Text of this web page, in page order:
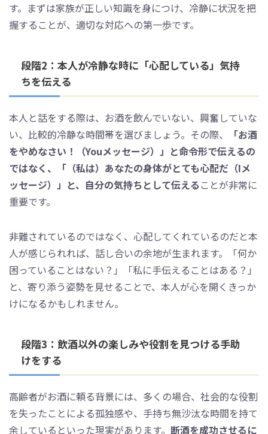
す。まずは家族が正しい知識を身につけ、冷静に状況を把
握することが、適切な対応への第一歩です。
段階2：本人が冷静な時に「心配している」気持
ちを伝える
本人と話をする際は、お酒を飲んでいない、興奮していな
い、比較的冷静な時間帯を選びましょう。その際、
「お酒
をやめなさい！（Youメッセージ）」と命令形で伝えるの
ではなく、「（私は）あなたの身体がとても心配だ（Iメ
ッセージ）」と、自分の気持ちとして伝える ことが非常に
重要です。
非難されているのではなく、心配してくれているのだと本
人が感じられれば、話し合いの余地が生まれます。「何か
困っていることはない？」「私に手伝えることはある？」
と、寄り添う姿勢を見せることで、本人が心を開くきっか
けになるかもしれません。
段階3：飲酒以外の楽しみや役割を見つける手助
けをする
高齢者がお酒に頼る背景には、多くの場合、社会的な役割
を失ったことによる孤独感や、手持ち無沙汰な時間を持て
余しているといった現実があります。 断酒を成功させるに